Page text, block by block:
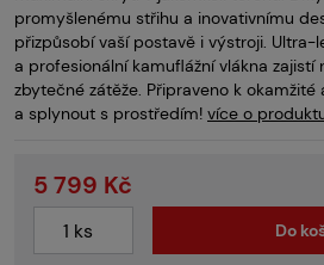
II.Jakost Vstupenky na akce
promyšlenému střihu a inovativnímu
přizpůsobí vaší postavě i výstroji. Ultra-
a profesionální kamuflážní vlákna zajistí
zbytečné zátěže. Připraveno k
a splynout s prostředím! více o
5 799 Kč
Do